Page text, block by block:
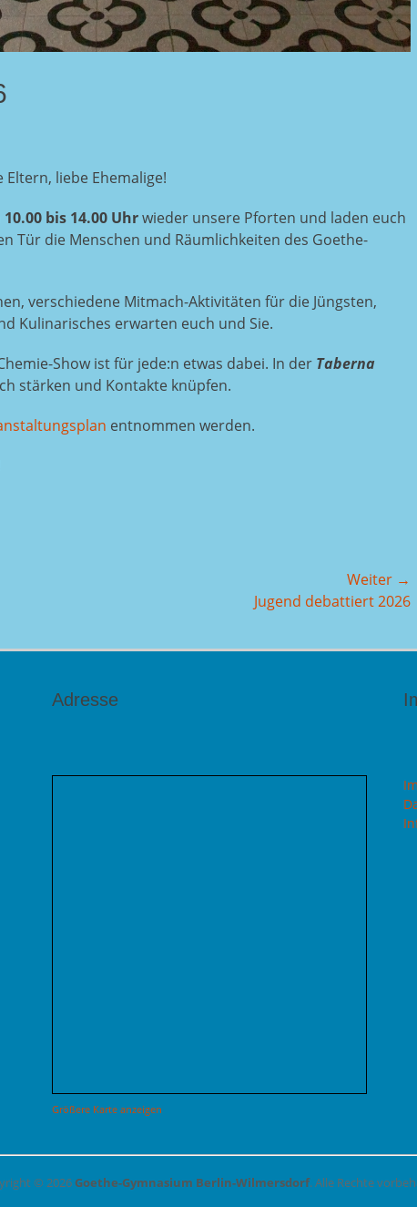
liebe Ehemalige!
10.00 bis 14.00 Uhrwieder unsere Pforten und laden euch
Tür die Menschen und Räumlichkeiten des Goethe-
verschiedene Mitmach-Aktivitäten für die Jüngsten,
Kulinarisches erwarten euch und Sie.
Show ist für jede:n etwas dabei. In der Taberna
stärken und Kontakte knüpfen.
entnommen werden.
Weiter →
Jugend debattiert 2026
Adresse
Größere Karte anzeigen
© 2026 Goethe-Gymnasium Berlin-Wilmersdorf. Alle Rechte